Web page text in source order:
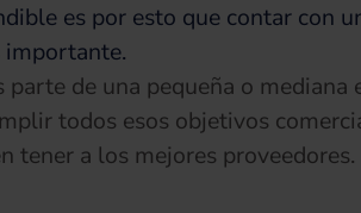
es por esto que contar con
parte de una pequeña o mediana
todos esos objetivos
tener a los mejores proveedores.